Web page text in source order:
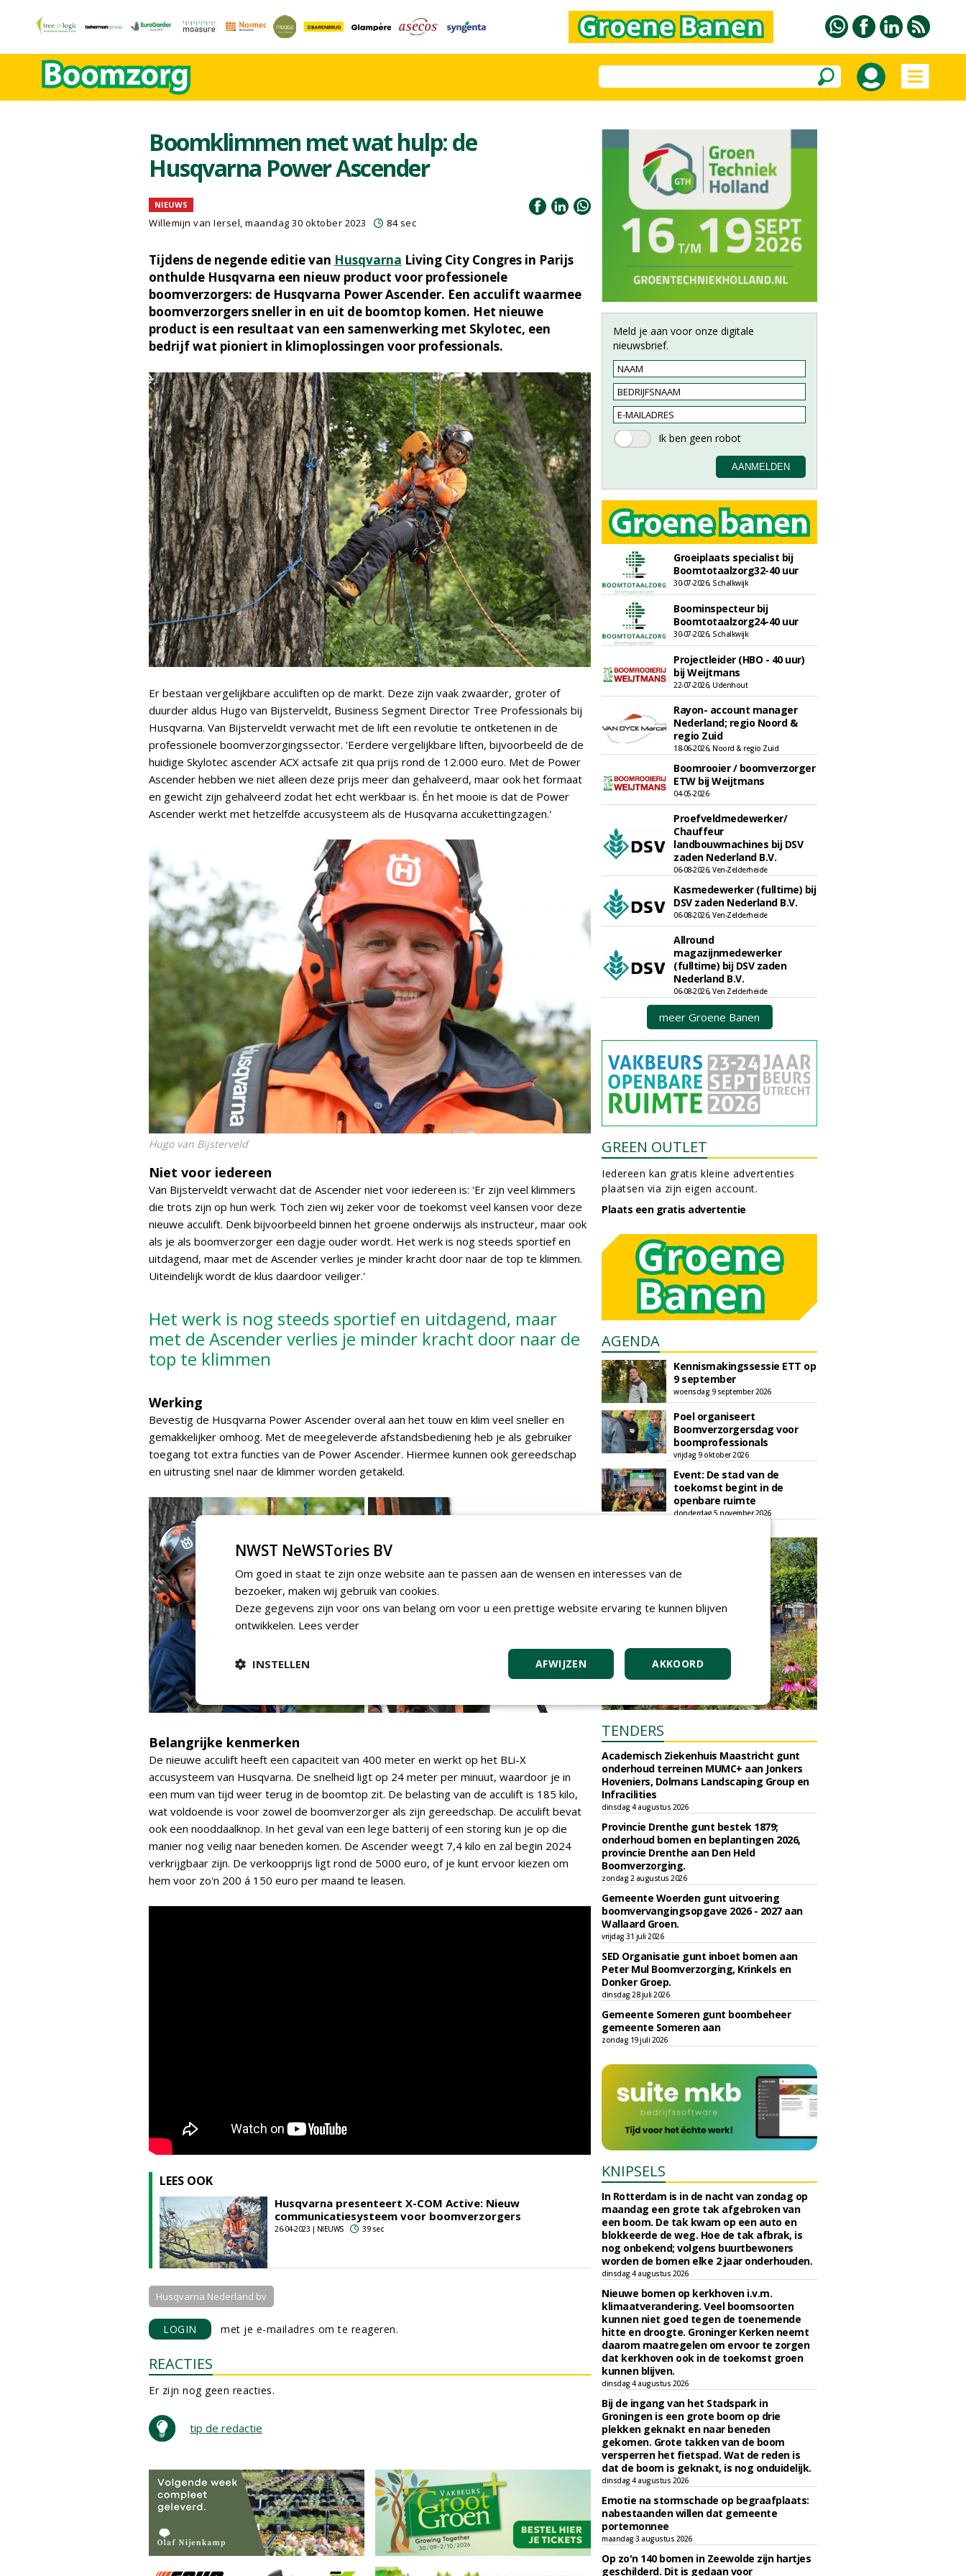
Boomklimmen met wat hulp: de
Husqvarna Power Ascender
NIEUWS
Willemijn van Iersel, maandag 30 oktober 2023 84 sec
Tijdens de negende editie van Husqvarna Living City Congres in Parijs
onthulde Husqvarna een nieuw product voor professionele
boomverzorgers: de Husqvarna Power Ascender. Een acculift waarmee
boomverzorgers sneller in en uit de boomtop komen. Het nieuwe
product is een resultaat van een samenwerking met Skylotec, een
bedrijf wat pioniert in klimoplossingen voor professionals.
Er bestaan vergelijkbare acculiften op de markt. Deze zijn vaak zwaarder, groter of
duurder aldus Hugo van Bijsterveldt, Business Segment Director Tree Professionals bij
Husqvarna. Van Bijsterveldt verwacht met de lift een revolutie te ontketenen in de
professionele boomverzorgingssector. 'Eerdere vergelijkbare liften, bijvoorbeeld de de
huidige Skylotec ascender ACX actsafe zit qua prijs rond de 12.000 euro. Met de Power
Ascender hebben we niet alleen deze prijs meer dan gehalveerd, maar ook het formaat
en gewicht zijn gehalveerd zodat het echt werkbaar is. Én het mooie is dat de Power
Ascender werkt met hetzelfde accusysteem als de Husqvarna accukettingzagen.'
Hugo van Bijsterveld
Niet voor iedereen
Van Bijsterveldt verwacht dat de Ascender niet voor iedereen is: 'Er zijn veel klimmers
die trots zijn op hun werk. Toch zien wij zeker voor de toekomst veel kansen voor deze
nieuwe acculift. Denk bijvoorbeeld binnen het groene onderwijs als instructeur, maar ook
als je als boomverzorger een dagje ouder wordt. Het werk is nog steeds sportief en
uitdagend, maar met de Ascender verlies je minder kracht door naar de top te klimmen.
Uiteindelijk wordt de klus daardoor veiliger.'
Het werk is nog steeds sportief en uitdagend, maar
met de Ascender verlies je minder kracht door naar de
top te klimmen
Werking
Bevestig de Husqvarna Power Ascender overal aan het touw en klim veel sneller en
gemakkelijker omhoog. Met de meegeleverde afstandsbediening heb je als gebruiker
toegang tot extra functies van de Power Ascender. Hiermee kunnen ook gereedschap
en uitrusting snel naar de klimmer worden getakeld.
Belangrijke kenmerken
De nieuwe acculift heeft een capaciteit van 400 meter en werkt op het BLi-X
accusysteem van Husqvarna. De snelheid ligt op 24 meter per minuut, waardoor je in
een mum van tijd weer terug in de boomtop zit. De belasting van de acculift is 185 kilo,
wat voldoende is voor zowel de boomverzorger als zijn gereedschap. De acculift bevat
ook een nooddaalknop. In het geval van een lege batterij of een storing kun je op die
manier nog veilig naar beneden komen. De Ascender weegt 7,4 kilo en zal begin 2024
verkrijgbaar zijn. De verkoopprijs ligt rond de 5000 euro, of je kunt ervoor kiezen om
hem voor zo'n 200 á 150 euro per maand te leasen.
LEES OOK
Husqvarna presenteert X-COM Active: Nieuw
communicatiesysteem voor boomverzorgers
26-04-2023 | NIEUWS 39 sec
Husqvarna Nederland bv
LOGIN met je e-mailadres om te reageren.
REACTIES
Er zijn nog geen reacties.
tip de redactie
Meld je aan voor onze digitale
nieuwsbrief.
Groeiplaats specialist bij
Boomtotaalzorg32-40 uur
30-07-2026, Schalkwijk
Boominspecteur bij
Boomtotaalzorg24-40 uur
30-07-2026, Schalkwijk
Projectleider (HBO - 40 uur)
bij Weijtmans
22-07-2026, Udenhout
Rayon- account manager
Nederland; regio Noord &
regio Zuid
18-06-2026, Noord & regio Zuid
Boomrooier / boomverzorger
ETW bij Weijtmans
04-05-2026
Proefveldmedewerker/
Chauffeur
landbouwmachines bij DSV
zaden Nederland B.V.
06-08-2026, Ven-Zelderheide
Kasmedewerker (fulltime) bij
DSV zaden Nederland B.V.
06-08-2026, Ven-Zelderheide
Allround
magazijnmedewerker
(fulltime) bij DSV zaden
Nederland B.V.
06-08-2026, Ven Zelderheide
meer Groene Banen
GREEN OUTLET
Iedereen kan gratis kleine advertenties
plaatsen via zijn eigen account.
Plaats een gratis advertentie
AGENDA
Kennismakingssessie ETT op
9 september
woensdag 9 september 2026
Poel organiseert
Boomverzorgersdag voor
boomprofessionals
vrijdag 9 oktober 2026
Event: De stad van de
toekomst begint in de
openbare ruimte
donderdag 5 november 2026
TENDERS
Academisch Ziekenhuis Maastricht gunt
onderhoud terreinen MUMC+ aan Jonkers
Hoveniers, Dolmans Landscaping Group en
Infracilities
dinsdag 4 augustus 2026
Provincie Drenthe gunt bestek 1879;
onderhoud bomen en beplantingen 2026,
provincie Drenthe aan Den Held
Boomverzorging.
zondag 2 augustus 2026
Gemeente Woerden gunt uitvoering
boomvervangingsopgave 2026 - 2027 aan
Wallaard Groen.
vrijdag 31 juli 2026
SED Organisatie gunt inboet bomen aan
Peter Mul Boomverzorging, Krinkels en
Donker Groep.
dinsdag 28 juli 2026
Gemeente Someren gunt boombeheer
gemeente Someren aan
zondag 19 juli 2026
KNIPSELS
In Rotterdam is in de nacht van zondag op
maandag een grote tak afgebroken van
een boom. De tak kwam op een auto en
blokkeerde de weg. Hoe de tak afbrak, is
nog onbekend; volgens buurtbewoners
worden de bomen elke 2 jaar onderhouden.
dinsdag 4 augustus 2026
Nieuwe bomen op kerkhoven i.v.m.
klimaatverandering. Veel boomsoorten
kunnen niet goed tegen de toenemende
hitte en droogte. Groninger Kerken neemt
daarom maatregelen om ervoor te zorgen
dat kerkhoven ook in de toekomst groen
kunnen blijven.
dinsdag 4 augustus 2026
Bij de ingang van het Stadspark in
Groningen is een grote boom op drie
plekken geknakt en naar beneden
gekomen. Grote takken van de boom
versperren het fietspad. Wat de reden is
dat de boom is geknakt, is nog onduidelijk.
dinsdag 4 augustus 2026
Emotie na stormschade op begraafplaats:
nabestaanden willen dat gemeente
portemonnee
maandag 3 augustus 2026
Op zo'n 140 bomen in Zeewolde zijn hartjes
geschilderd. Dit is gedaan voor
NWST NeWSTories BV
Om goed in staat te zijn onze website aan te passen aan de wensen en interesses van de
bezoeker, maken wij gebruik van cookies.
Deze gegevens zijn voor ons van belang om voor u een prettige website ervaring te kunnen blijven
ontwikkelen. Lees verder
AKKOORD
AFWIJZEN
INSTELLEN